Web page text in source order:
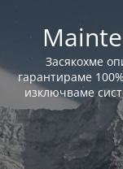
Засякохме
гарантираме
изключваме